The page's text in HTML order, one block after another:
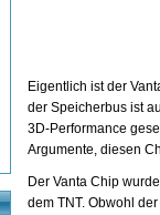
Eigentlich ist der
der Speicherbus ist
3D-Performance
Argumente, diesen
Der Vanta Chip
dem TNT. Obwohl